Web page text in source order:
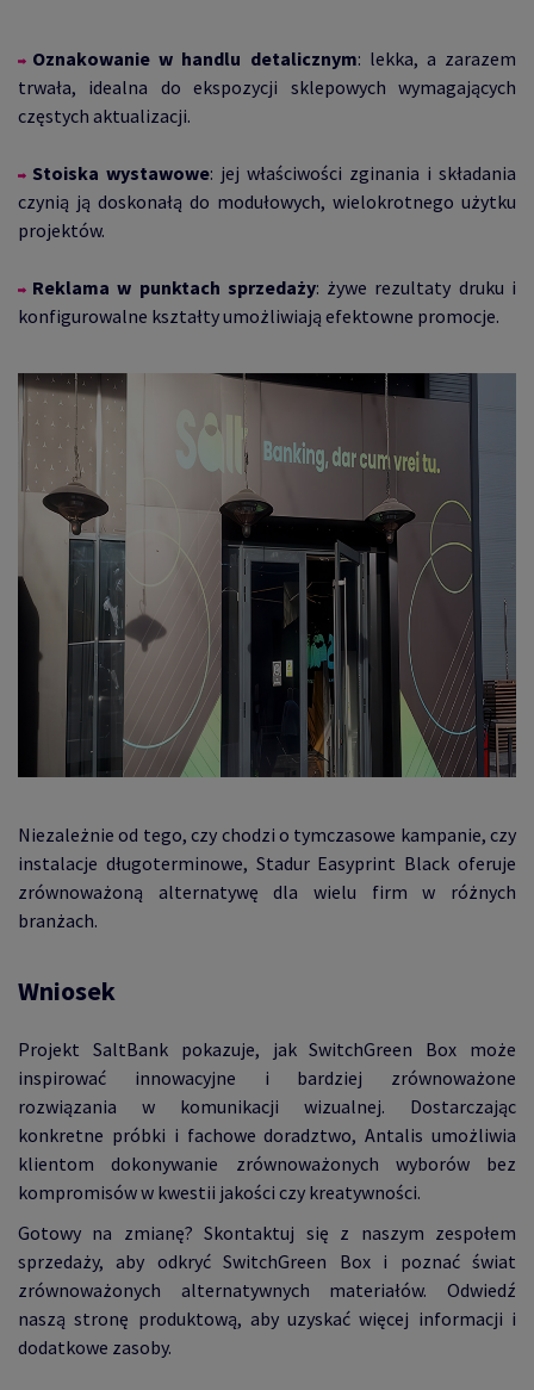
Oznakowanie w handlu detalicznym: lekka, a zarazem
trwała, idealna do ekspozycji sklepowych wymagających
częstych aktualizacji.
Stoiska wystawowe: jej właściwości zginania i składania
czynią ją doskonałą do modułowych, wielokrotnego użytku
projektów.
Reklama w punktach sprzedaży: żywe rezultaty druku i
konfigurowalne kształty umożliwiają efektowne promocje.
Niezależnie od tego, czy chodzi o tymczasowe kampanie, czy
instalacje długoterminowe, Stadur Easyprint Black oferuje
zrównoważoną alternatywę dla wielu firm w różnych
branżach.
Wniosek
Projekt SaltBank pokazuje, jak SwitchGreen Box może
inspirować innowacyjne i bardziej zrównoważone
rozwiązania w komunikacji wizualnej. Dostarczając
konkretne próbki i fachowe doradztwo, Antalis umożliwia
klientom dokonywanie zrównoważonych wyborów bez
kompromisów w kwestii jakości czy kreatywności.
Gotowy na zmianę? Skontaktuj się z naszym zespołem
sprzedaży, aby odkryć SwitchGreen Box i poznać świat
zrównoważonych alternatywnych materiałów. Odwiedź
naszą stronę produktową, aby uzyskać więcej informacji i
dodatkowe zasoby.